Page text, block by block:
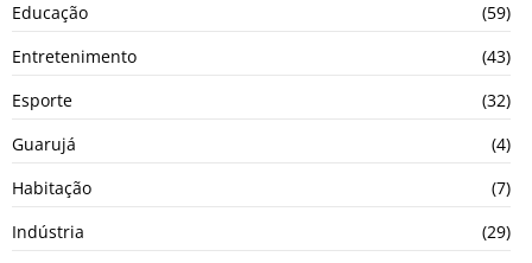
Educação
(59)
Entretenimento
(43)
Esporte
(32)
Guarujá
(4)
Habitação
(7)
Indústria
(29)